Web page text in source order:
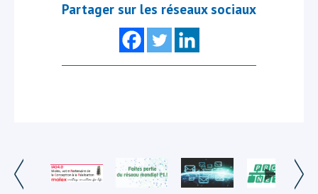
Partager sur les réseaux sociaux